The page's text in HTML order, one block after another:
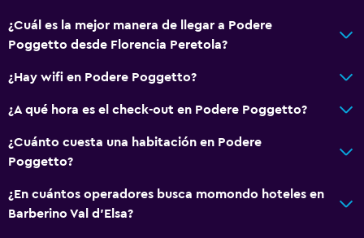
¿Cuál es la mejor manera de llegar a Podere
Poggetto desde Florencia Peretola?
¿Hay wifi en Podere Poggetto?
¿A qué hora es el check-out en Podere Poggetto?
¿Cuánto cuesta una habitación en Podere
Poggetto?
¿En cuántos operadores busca momondo hoteles en
Barberino Val d'Elsa?